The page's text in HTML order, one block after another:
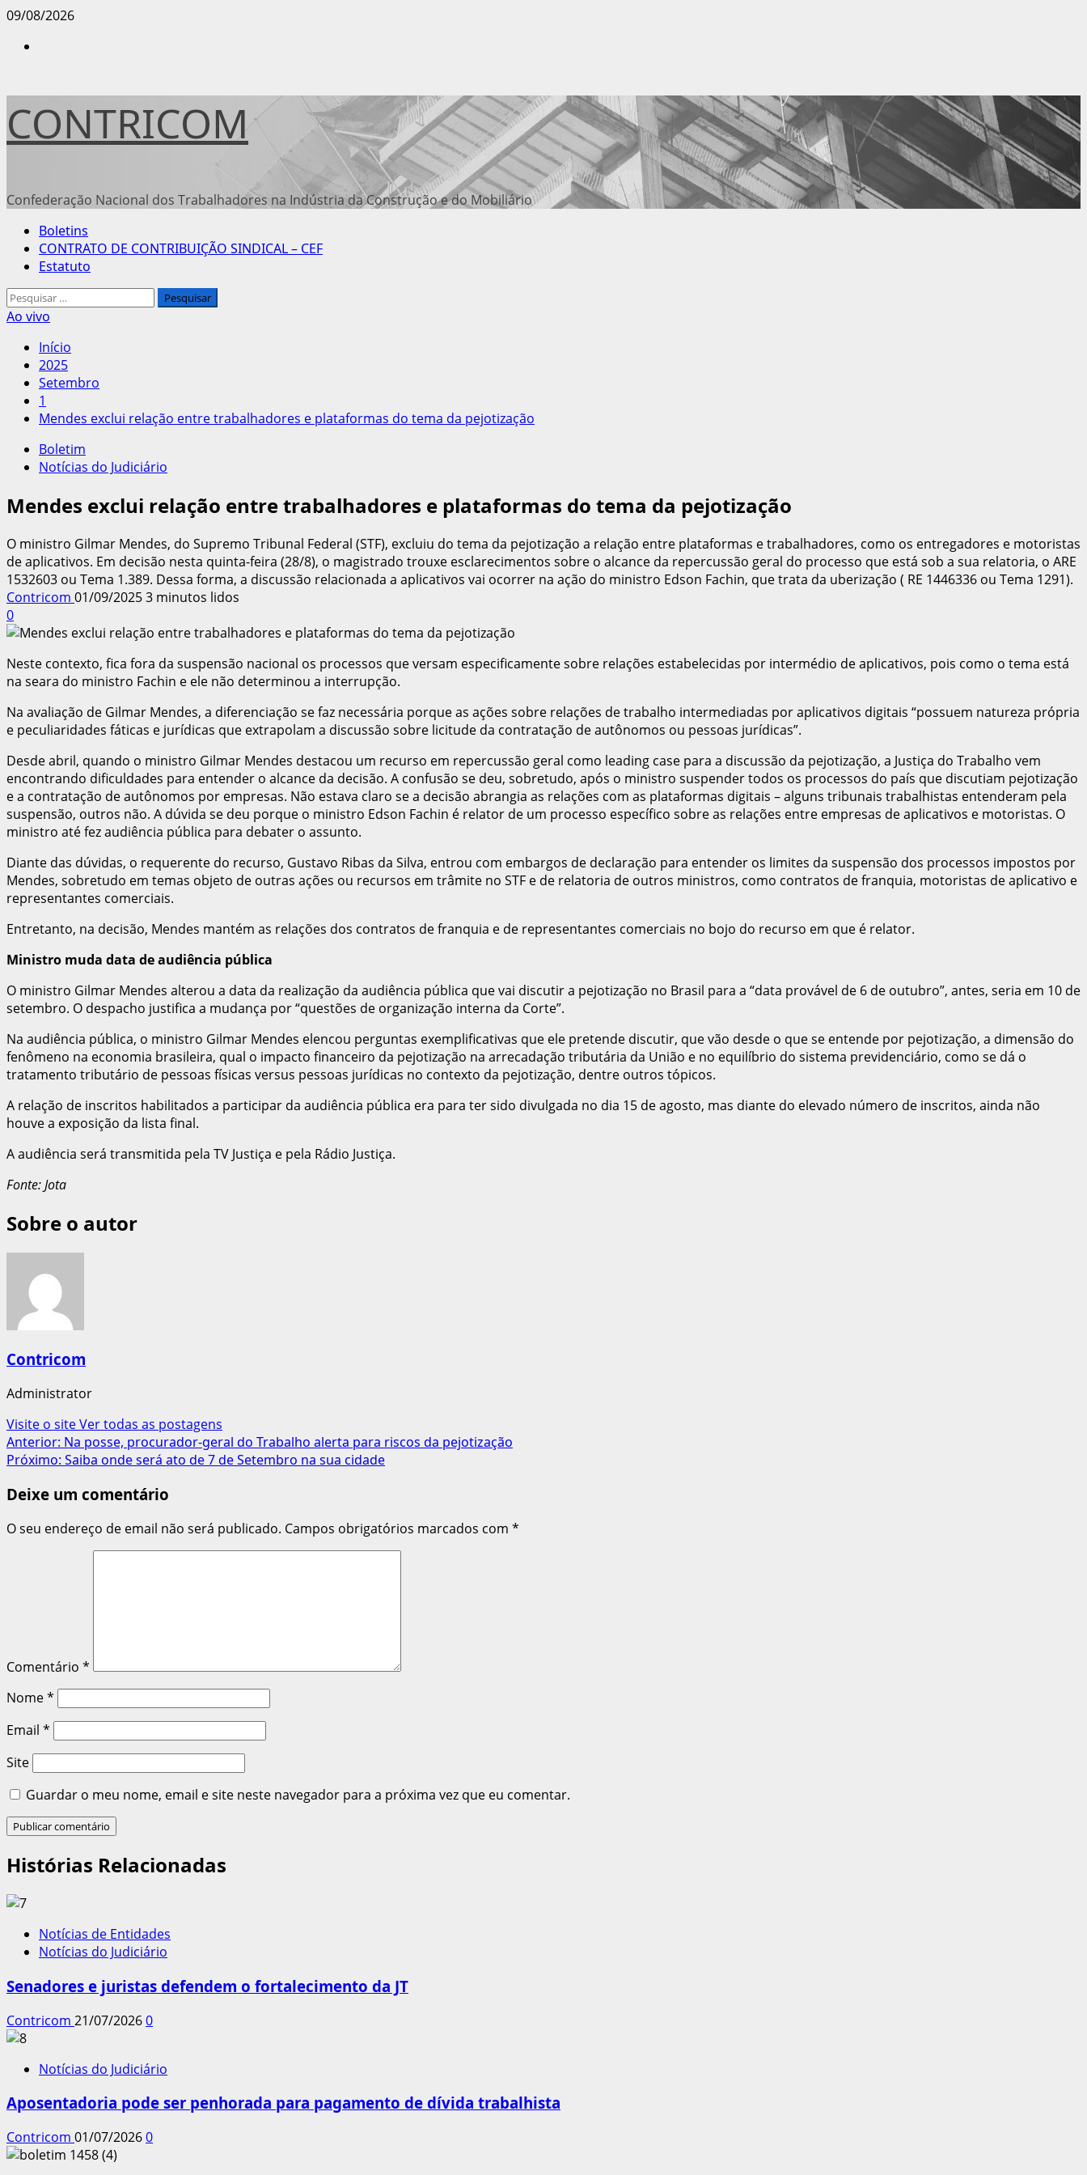
Avançar
09/08/2026
CONTRICOM
Confederação Nacional dos Trabalhadores na Indústria da Construção e do Mobiliário
Menu
principal
Boletins
CONTRATO DE CONTRIBUIÇÃO SINDICAL – CEF
Estatuto
Pesquisar
por:
Ao vivo
Início
2025
Setembro
1
Mendes exclui relação entre trabalhadores e plataformas do tema da pejotização
Boletim
Notícias do Judiciário
Mendes exclui relação entre trabalhadores e plataformas do tema da pejotização
O ministro Gilmar Mendes, do Supremo Tribunal Federal (STF), excluiu do tema da pejotização a relação entre plataformas e trabalhadores, como os entregadores e motoristas
de aplicativos. Em decisão nesta quinta-feira (28/8), o magistrado trouxe esclarecimentos sobre o alcance da repercussão geral do processo que está sob a sua relatoria, o ARE
1532603 ou Tema 1.389. Dessa forma, a discussão relacionada a aplicativos vai ocorrer na ação do ministro Edson Fachin, que trata da uberização ( RE 1446336 ou Tema 1291).
Contricom 01/09/20253 minutos lidos
0
Neste contexto, fica fora da suspensão nacional os processos que versam especificamente sobre relações estabelecidas por intermédio de aplicativos, pois como o tema está
na seara do ministro Fachin e ele não determinou a interrupção.
Na avaliação de Gilmar Mendes, a diferenciação se faz necessária porque as ações sobre relações de trabalho intermediadas por aplicativos digitais “possuem natureza própria
e peculiaridades fáticas e jurídicas que extrapolam a discussão sobre licitude da contratação de autônomos ou pessoas jurídicas”.
Desde abril, quando o ministro Gilmar Mendes destacou um recurso em repercussão geral como leading case para a discussão da pejotização, a Justiça do Trabalho vem
encontrando dificuldades para entender o alcance da decisão. A confusão se deu, sobretudo, após o ministro suspender todos os processos do país que discutiam pejotização
e a contratação de autônomos por empresas. Não estava claro se a decisão abrangia as relações com as plataformas digitais – alguns tribunais trabalhistas entenderam pela
suspensão, outros não. A dúvida se deu porque o ministro Edson Fachin é relator de um processo específico sobre as relações entre empresas de aplicativos e motoristas. O
ministro até fez audiência pública para debater o assunto.
Diante das dúvidas, o requerente do recurso, Gustavo Ribas da Silva, entrou com embargos de declaração para entender os limites da suspensão dos processos impostos por
Mendes, sobretudo em temas objeto de outras ações ou recursos em trâmite no STF e de relatoria de outros ministros, como contratos de franquia, motoristas de aplicativo e
representantes comerciais.
Entretanto, na decisão, Mendes mantém as relações dos contratos de franquia e de representantes comerciais no bojo do recurso em que é relator.
Ministro muda data de audiência pública
O ministro Gilmar Mendes alterou a data da realização da audiência pública que vai discutir a pejotização no Brasil para a “data provável de 6 de outubro”, antes, seria em 10 de
setembro. O despacho justifica a mudança por “questões de organização interna da Corte”.
Na audiência pública, o ministro Gilmar Mendes elencou perguntas exemplificativas que ele pretende discutir, que vão desde o que se entende por pejotização, a dimensão do
fenômeno na economia brasileira, qual o impacto financeiro da pejotização na arrecadação tributária da União e no equilíbrio do sistema previdenciário, como se dá o
tratamento tributário de pessoas físicas versus pessoas jurídicas no contexto da pejotização, dentre outros tópicos.
A relação de inscritos habilitados a participar da audiência pública era para ter sido divulgada no dia 15 de agosto, mas diante do elevado número de inscritos, ainda não
houve a exposição da lista final.
A audiência será transmitida pela TV Justiça e pela Rádio Justiça.
Fonte: Jota
Sobre o autor
Contricom
Administrator
Visite o siteVer todas as postagens
Navegação
de
artigos
Anterior: Na posse, procurador-geral do Trabalho alerta para riscos da pejotização
Próximo: Saiba onde será ato de 7 de Setembro na sua cidade
Deixe um comentário
O seu endereço de email não será publicado. Campos obrigatórios marcados com *
Comentário *
Nome*
Email *
Site
Guardar o meu nome, email e site neste navegador para a próxima vez que eu comentar.
Histórias Relacionadas
Notícias de Entidades
Notícias do Judiciário
Senadores e juristas defendem o fortalecimento da JT
Contricom 21/07/20260
Notícias do Judiciário
Aposentadoria pode ser penhorada para pagamento de dívida trabalhista
Contricom 01/07/20260